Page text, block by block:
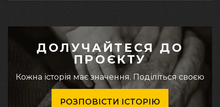
ДОЛУЧАЙТЕСЯ ДО
ПРОЄКТУ
Кожна історія має значення. Поділіться своєю
РОЗПОВІСТИ ІСТОРІЮ